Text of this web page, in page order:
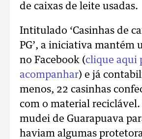
de caixas de leite usadas.
Intitulado ‘Casinhas de
PG’, a iniciativa mantém
no Facebook (clique aqui
acompanhar) e já
menos, 22 casinhas
com o material reciclável.
mudei de Guarapuava
haviam algumas